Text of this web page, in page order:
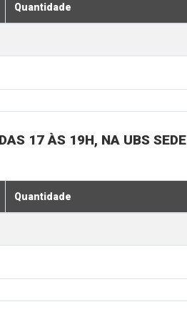
Quantidade
17 ÀS 19H, NA UBS SEDE
Quantidade